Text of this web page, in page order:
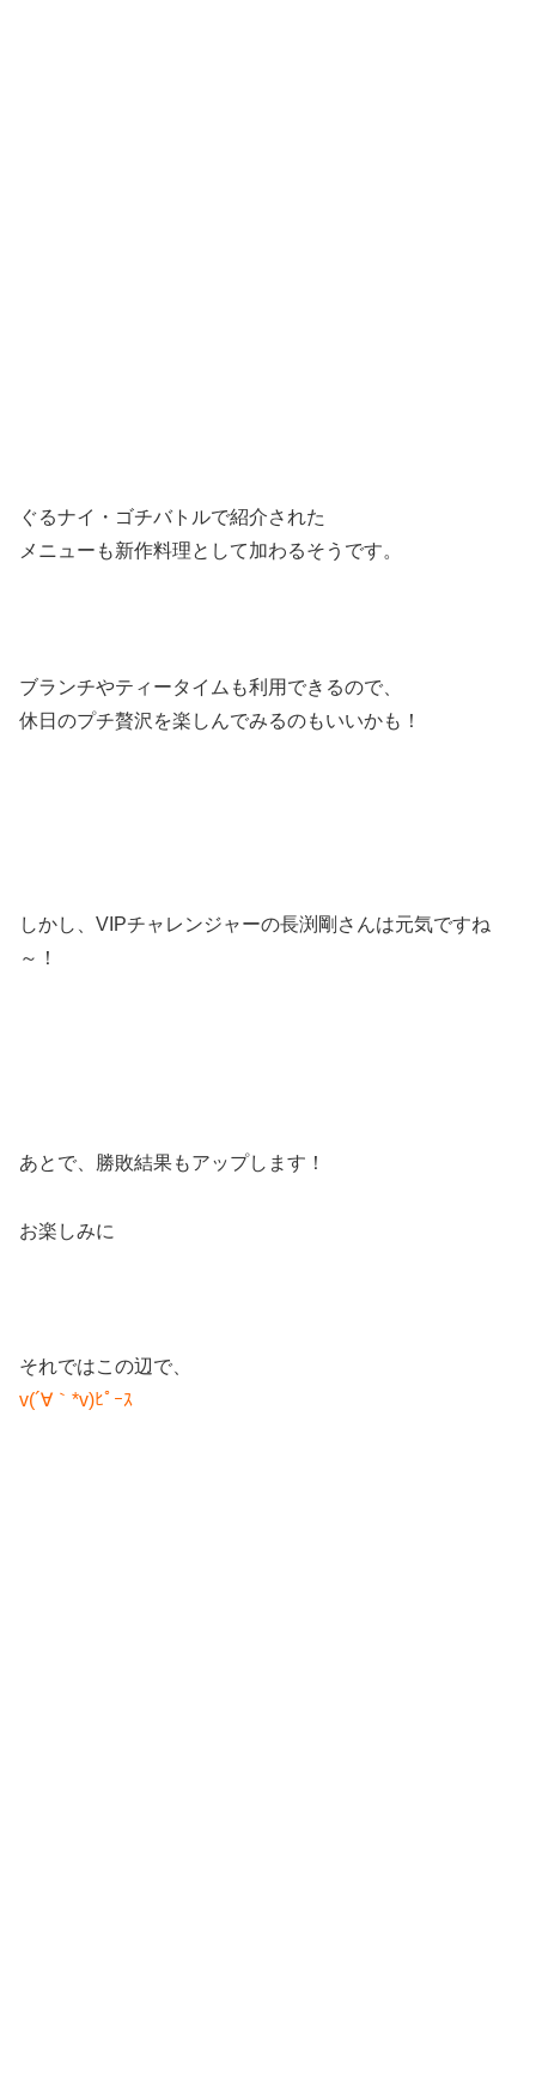
ぐるナイ・ゴチバトルで紹介された
メニューも新作料理として加わるそうです。
ブランチやティータイムも利用できるので、
休日のプチ贅沢を楽しんでみるのもいいかも！
しかし、VIPチャレンジャーの長渕剛さんは元気ですね
～！
あとで、勝敗結果もアップします！
お楽しみに
それではこの辺で、
v(´∀｀*v)ﾋﾟｰｽ